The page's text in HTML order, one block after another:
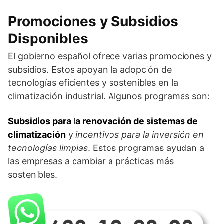
Promociones y Subsidios
Disponibles
El gobierno español ofrece varias promociones y
subsidios. Estos apoyan la adopción de
tecnologías eficientes y sostenibles en la
climatización industrial. Algunos programas son:
Subsidios para la renovación de sistemas de
climatización y incentivos para la inversión en
tecnologías limpias. Estos programas ayudan a
las empresas a cambiar a prácticas más
sostenibles.